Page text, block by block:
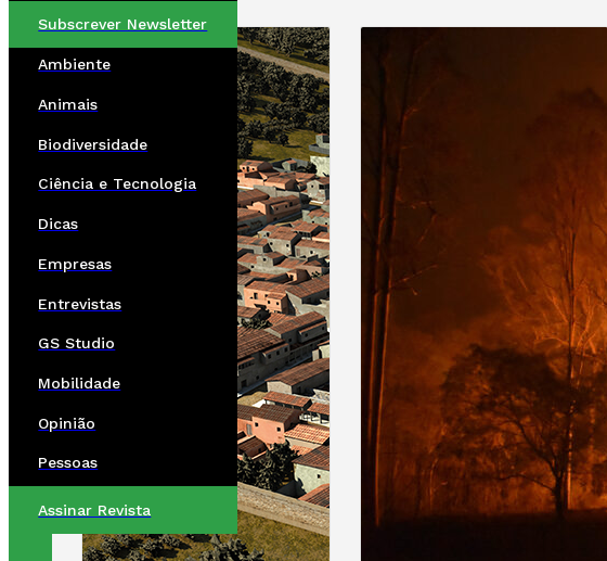
Subscrever Newsletter
Ambiente
Animais
Biodiversidade
Ciência e Tecnologia
Dicas
Empresas
Entrevistas
GS Studio
Mobilidade
Opinião
Pessoas
Assinar Revista